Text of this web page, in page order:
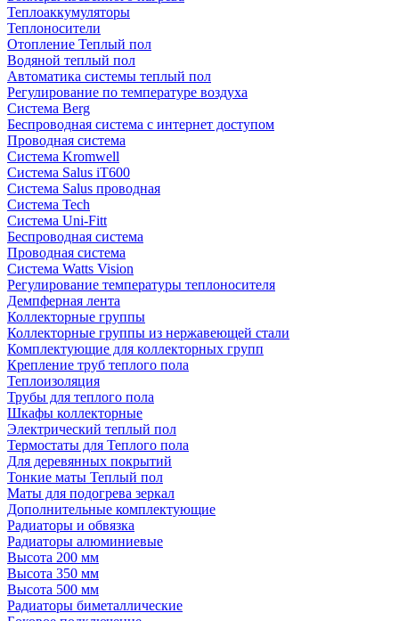
Теплоаккумуляторы
Теплоносители
Отопление Теплый пол
Водяной теплый пол
Автоматика системы теплый пол
Регулирование по температуре воздуха
Система Berg
Беспроводная система с интернет доступом
Проводная система
Система Kromwell
Система Salus iT600
Система Salus проводная
Система Tech
Система Uni-Fitt
Беспроводная система
Проводная система
Система Watts Vision
Регулирование температуры теплоносителя
Демпферная лента
Коллекторные группы
Коллекторные группы из нержавеющей стали
Комплектующие для коллекторных групп
Крепление труб теплого пола
Теплоизоляция
Трубы для теплого пола
Шкафы коллекторные
Электрический теплый пол
Термостаты для Теплого пола
Для деревянных покрытий
Тонкие маты Теплый пол
Маты для подогрева зеркал
Дополнительные комплектующие
Радиаторы и обвязка
Радиаторы алюминиевые
Высота 200 мм
Высота 350 мм
Высота 500 мм
Радиаторы биметаллические